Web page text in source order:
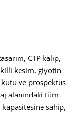
CTP kalıp,
kesim, giyotin
ve prospektüs
alanındaki tüm
sahip,